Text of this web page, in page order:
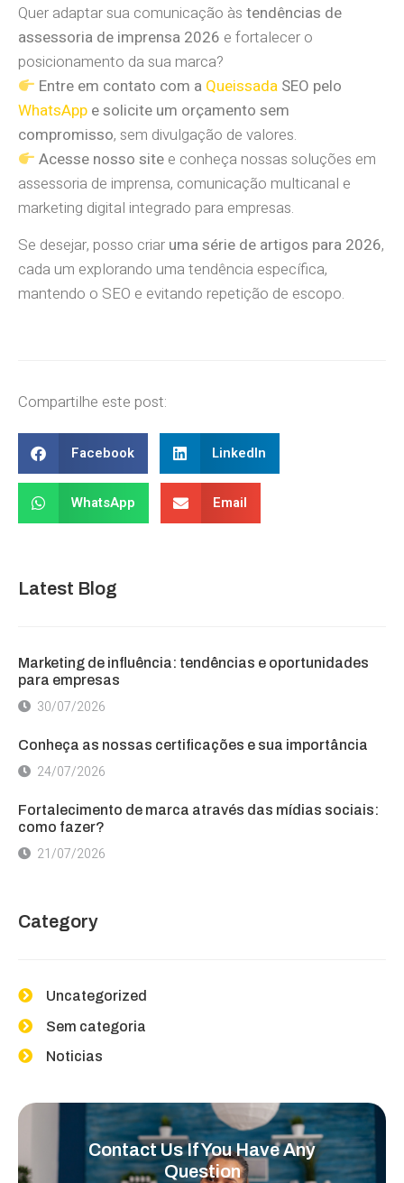
Quer adaptar sua comunicação às tendências de
assessoria de imprensa 2026 e fortalecer o
posicionamento da sua marca?
Entre em contato com a Queissada SEO pelo
WhatsApp e solicite um orçamento sem
compromisso, sem divulgação de valores.
Acesse nosso site e conheça nossas soluções em
assessoria de imprensa, comunicação multicanal e
marketing digital integrado para empresas.
Se desejar, posso criar uma série de artigos para 2026,
cada um explorando uma tendência específica,
mantendo o SEO e evitando repetição de escopo.
Compartilhe este post:
Facebook LinkedIn
WhatsApp Email
Latest Blog
Marketing de influência: tendências e oportunidades
para empresas
30/07/2026
Conheça as nossas certificações e sua importância
24/07/2026
Fortalecimento de marca através das mídias sociais:
como fazer?
21/07/2026
Category
Uncategorized
Sem categoria
Noticias
Contact Us If You Have Any
Question